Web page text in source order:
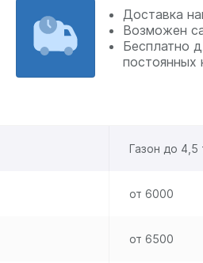
Доставка
Возможен
Бесплатно
постоянных
Газон до 4,5
от 6000
от 6500